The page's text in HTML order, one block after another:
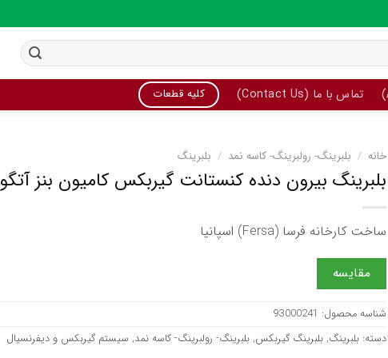
تماس با ما (Contact Us) کلیه قطعات
خانه / بلبرینگ- رولبرینگ- کاسه نمد / بلبرینگ
بلبرینگ بیرون دنده کنستانت گیربکس کامیون بنز آتگو
ساخت کارخانه فرسا (Fersa) اسپانیا
مقایسه
شناسه محصول: 93000241
دسته: بلبرینگ, بلبرینگ گیربکس, بلبرینگ- رولبرینگ- کاسه نمد, سیستم گیربکس و دیفرنسیال